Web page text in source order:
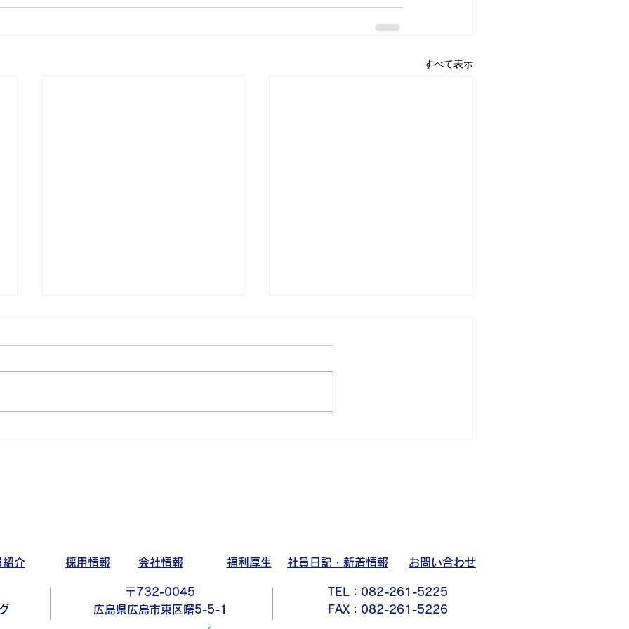
すべて表示
紹介 採用情報 会社情報 社員日記・新着情報 お問い合わせ
福利厚生
〒732-0045
広島県広島市東区曙5-5-1
TEL：082-261-5225
FAX：082-261-5226